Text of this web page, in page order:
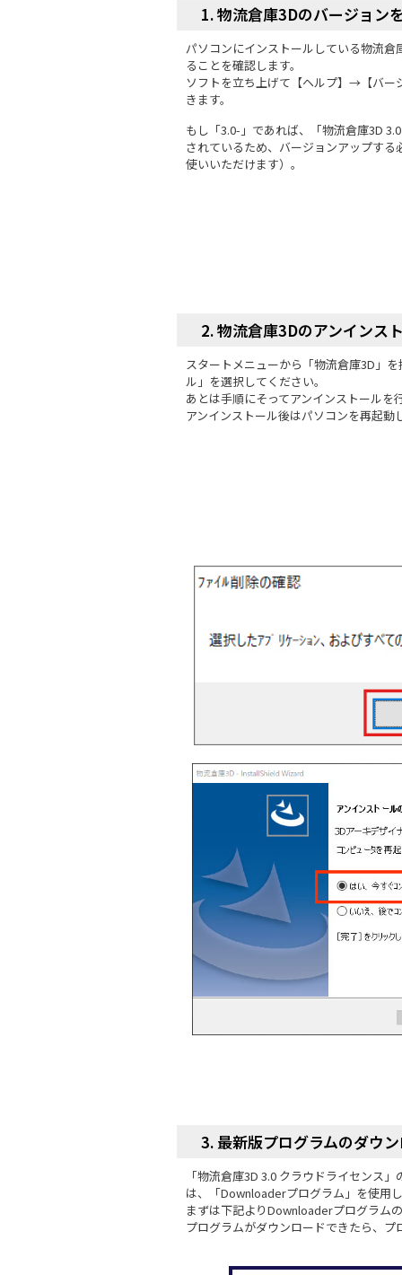
1. 物流倉庫3Dのバージョン
パソコンにインストールしている物流倉
ることを確認します。
ソフトを立ち上げて【ヘルプ】→【バー
きます。
もし「3.0-」であれば、「物流倉庫3D
されているため、バージョンアップす
使いいただけます）。
2. 物流倉庫3Dのアンインス
スタートメニューから「物流倉庫3D」
ル」を選択してください。
あとは手順にそってアンインストールを
アンインストール後はパソコンを再起動
3. 最新版プログラムのダウ
「物流倉庫3D 3.0 クラウドライセンス
は、「Downloaderプログラム」を使用し
まずは下記よりDownloaderプログラム
プログラムがダウンロードできたら、プ